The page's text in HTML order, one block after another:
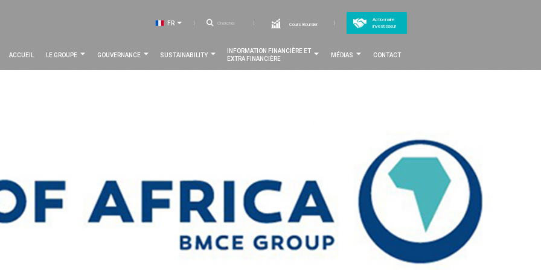
FR
Rechercher
Top
menu
Cours Boursier
Actionnaire
investisseur
Navigation
principale
ACCUEIL LE GROUPE GOUVERNANCE SUSTAINABILITY
INFORMATION FINANCIÈRE ET
EXTRA FINANCIÈRE
MÉDIAS CONTACT